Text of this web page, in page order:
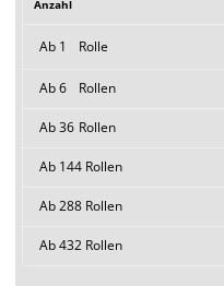
Anzahl
Ab 1 Rolle
Ab6 Rollen
Ab36 Rollen
Ab 144 Rollen
Ab288 Rollen
Ab432 Rollen